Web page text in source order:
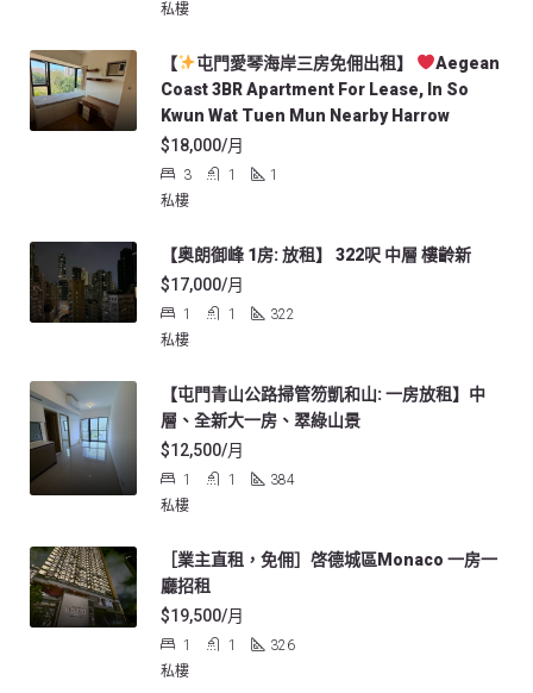
私樓
【 屯門愛琴海岸三房免佣出租】
Aegean
Coast 3BR Apartment For Lease, In So
Kwun Wat Tuen Mun Nearby Harrow
$18,000/月
3 1
1
私樓
【奥朗御峰 1房: 放租】 322呎 中層 樓齡新
$17,000/月
1 1
322
私樓
【屯門青山公路掃管笏凱和山: 一房放租】中
層、全新大一房、翠綠山景
$12,500/月
1 1
384
私樓
［業主直租，免佣］啓德城區Monaco 一房一
廳招租
$19,500/月
1 1
326
私樓